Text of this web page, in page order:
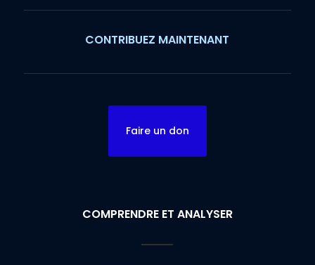
CONTRIBUEZ MAINTENANT
Faire un don
COMPRENDRE ET ANALYSER